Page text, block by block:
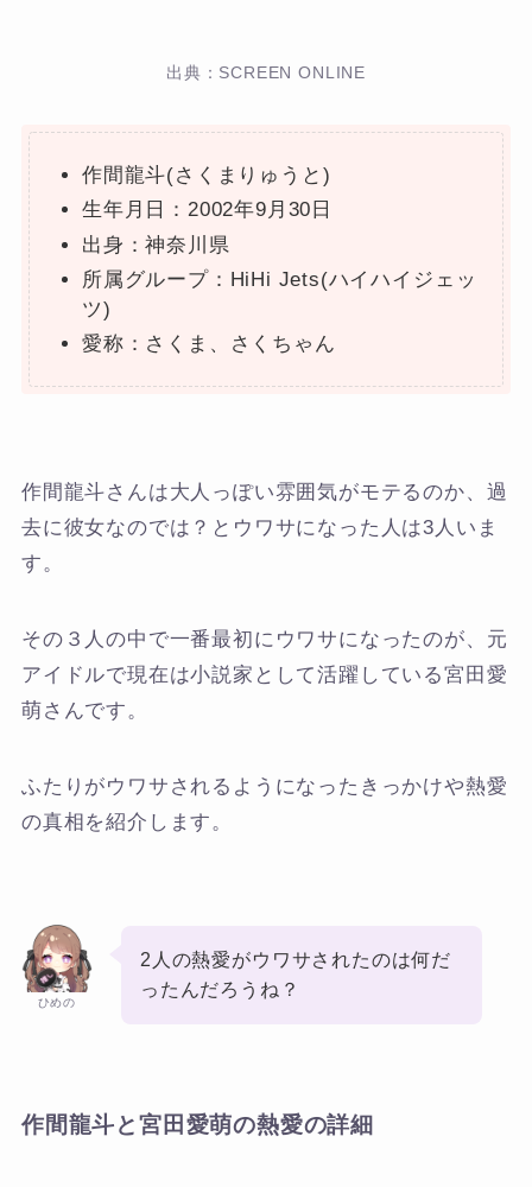
出典：SCREEN ONLINE
作間龍斗(さくまりゅうと)
生年月日：2002年9月30日
出身：神奈川県
所属グループ：HiHi Jets(ハイハイジェッ
ツ)
愛称：さくま、さくちゃん
作間龍斗さんは大人っぽい雰囲気がモテるのか、過
去に彼女なのでは？とウワサになった人は3人いま
す。
その３人の中で一番最初にウワサになったのが、元
アイドルで現在は小説家として活躍している宮田愛
萌さんです。
ふたりがウワサされるようになったきっかけや熱愛
の真相を紹介します。
ひめの
2人の熱愛がウワサされたのは何だ
ったんだろうね？
作間龍斗と宮田愛萌の熱愛の詳細